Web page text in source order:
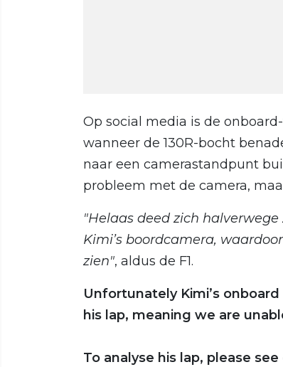
Op social media is de
wanneer de 130R-bocht
naar een camerastandpunt
probleem met de camera,
"Helaas deed zich
Kimi’s boordcamera,
zien", aldus de F1.
Unfortunately Kimi’s
his lap, meaning we are
To analyse his lap, please